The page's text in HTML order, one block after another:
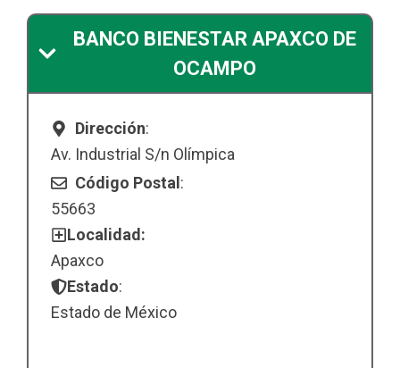
BANCO BIENESTAR APAXCO DE
OCAMPO
Dirección:
Av. Industrial S/n Olímpica
Código Postal :
55663
Localidad:
Apaxco
Estado:
Estado de México